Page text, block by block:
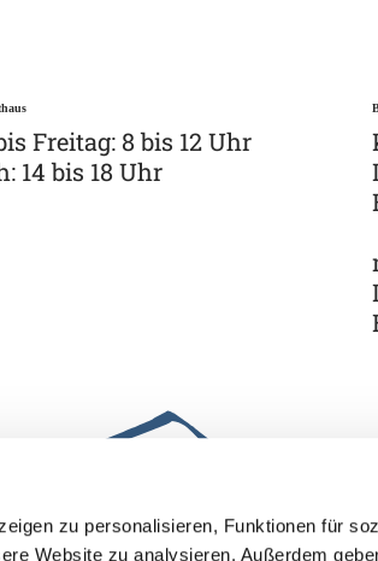
zu personalisieren, Funktionen für
Website zu analysieren. Außerdem
Freitag: 8 bis 12 Uhr
14 bis 18 Uhr